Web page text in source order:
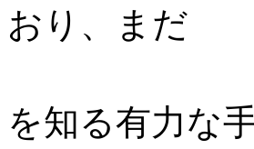
おり、まだ
を知る有力な